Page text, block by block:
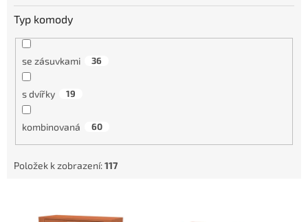
Typ komody
se zásuvkami 36
s dvířky 19
kombinovaná 60
Položek k zobrazení:117